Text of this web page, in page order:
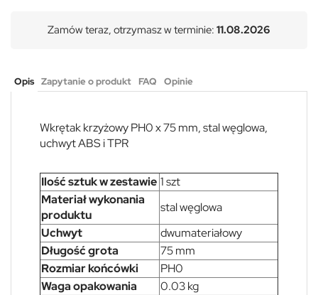
Zamów teraz, otrzymasz w terminie: 11.08.2026
Opis Zapytanie o produkt FAQ Opinie
Wkrętak krzyżowy PH0 x 75 mm, stal węglowa,
uchwyt ABS i TPR
Ilość sztuk w zestawie 1 szt
Materiał wykonania
produktu
stal węglowa
Uchwyt
dwumateriałowy
Długość grota
75 mm
Rozmiar końcówki
PH0
Waga opakowania
0.03 kg